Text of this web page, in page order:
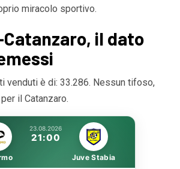
miracolo sportivo.
il dato
venduti è di: 33.286. Nessun tifoso,
il Catanzaro.
23.08.2026
21:00
Juve Stabia